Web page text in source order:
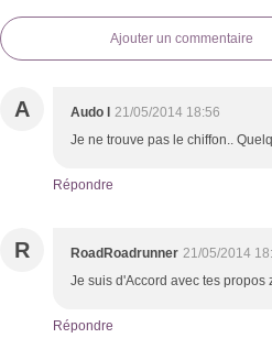
Ajouter un commentaire
A Audo l
21/05/2014 18:56
Je ne trouve pas le chiffon..
Répondre
R RoadRoadrunner 21/05/2014
Je suis d'Accord avec tes propos
Répondre